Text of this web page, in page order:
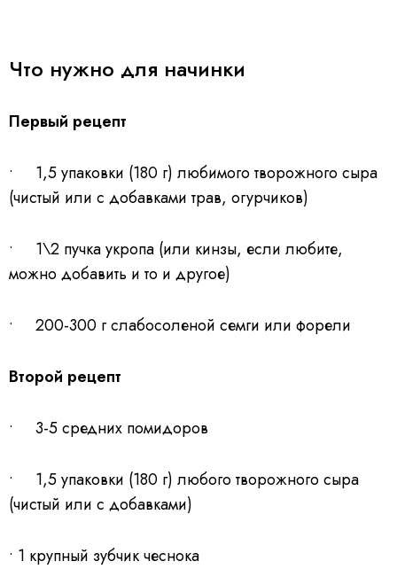
Что нужно для начинки
Первый рецепт
• 1,5 упаковки (180 г) любимого творожного сыра
(чистый или с добавками трав, огурчиков)
• 1\2 пучка укропа (или кинзы, если любите,
можно добавить и то и другое)
• 200-300 г слабосоленой семги или форели
Второй рецепт
• 3-5 средних помидоров
• 1,5 упаковки (180 г) любого творожного сыра
(чистый или с добавками)
• 1 крупный зубчик чеснока